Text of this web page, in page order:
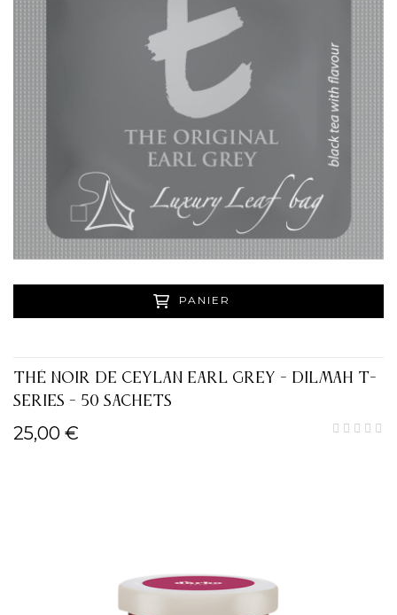
PANIER
THÉ NOIR DE CEYLAN EARL GREY - DILMAH T-
SERIES - 50 SACHETS
25,00 €